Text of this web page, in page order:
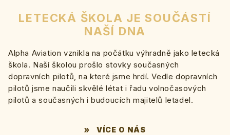
LETECKÁ ŠKOLA JE SOUČÁSTÍ
NAŠÍ DNA
Alpha Aviation vznikla na počátku výhradně jako letecká
škola. Naší školou prošlo stovky současných
dopravních pilotů, na které jsme hrdí. Vedle dopravních
pilotů jsme naučili skvělé létat i řadu volnočasových
pilotů a současných i budoucích majitelů letadel.
VÍCE O NÁS